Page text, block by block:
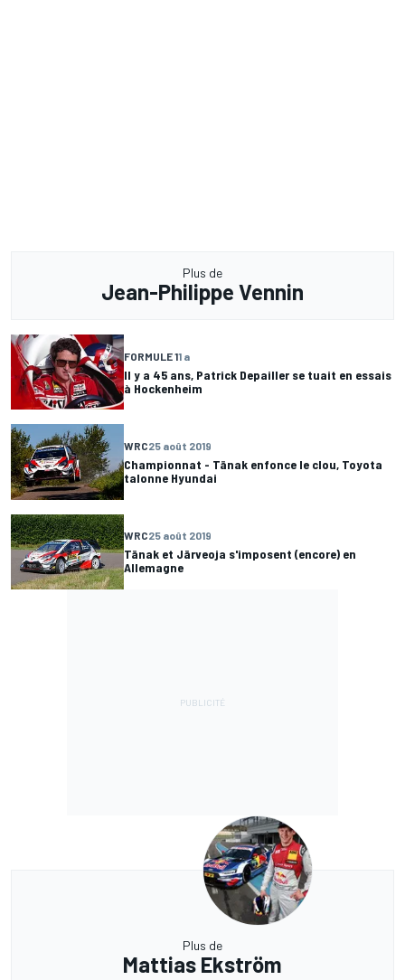
Plus de
Jean-Philippe Vennin
FORMULE 11 a
Il y a 45 ans, Patrick Depailler se tuait en essais
à Hockenheim
WRC25 août 2019
Championnat - Tänak enfonce le clou, Toyota
talonne Hyundai
WRC25 août 2019
Tänak et Järveoja s'imposent (encore) en
Allemagne
Plus de
Mattias Ekström